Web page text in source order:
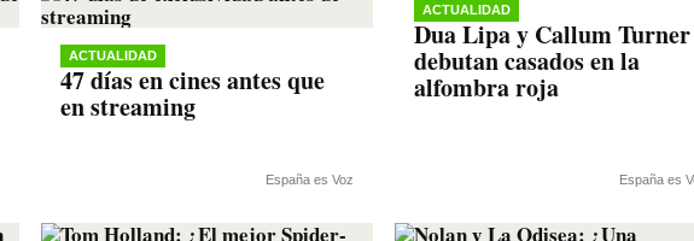
ACTUALIDAD
47 días en cines antes que
en streaming
España es Voz
ACTUALIDAD
Dua Lipa y Callum Turner
debutan casados en la
alfombra roja
España es